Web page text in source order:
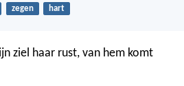
zegen hart
ziel haar rust, van hem komt